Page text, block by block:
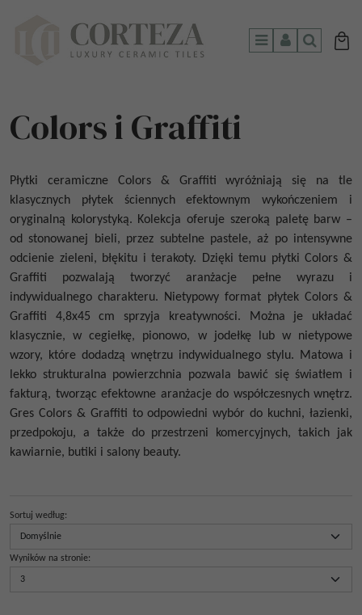
MenuPanelSzukaj
Colors i Graffiti
Płytki ceramiczne Colors & Graffiti wyróżniają się na tle
klasycznych płytek ściennych efektownym wykończeniem i
oryginalną kolorystyką. Kolekcja oferuje szeroką paletę barw –
od stonowanej bieli, przez subtelne pastele, aż po intensywne
odcienie zieleni, błękitu i terakoty. Dzięki temu płytkiColors &
Graffiti pozwalają tworzyć aranżacje pełne wyrazu i
indywidualnego charakteru. Nietypowy format płytek Colors &
Graffiti 4,8x45 cm sprzyja kreatywności. Można je układać
klasycznie, w cegiełkę, pionowo, w jodełkę lub w nietypowe
wzory, które dodadzą wnętrzu indywidualnego stylu. Matowa i
lekko strukturalna powierzchnia pozwala bawić się światłem i
fakturą, tworząc efektowne aranżacje do współczesnych wnętrz.
Gres Colors & Graffiti to odpowiedni wybór do kuchni, łazienki,
przedpokoju, a także do przestrzeni komercyjnych, takich jak
kawiarnie, butiki i salony beauty.
Sortuj według:
Wyników na stronie: